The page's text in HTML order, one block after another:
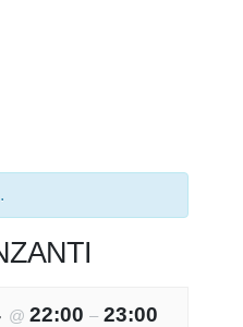
@ 22:00– 23:00